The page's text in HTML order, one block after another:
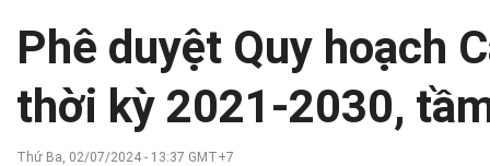
Phê duyệt Quy hoạch
thời kỳ 2021-2030,
Thứ Ba, 02/07/2024 - 13:37 GMT+7